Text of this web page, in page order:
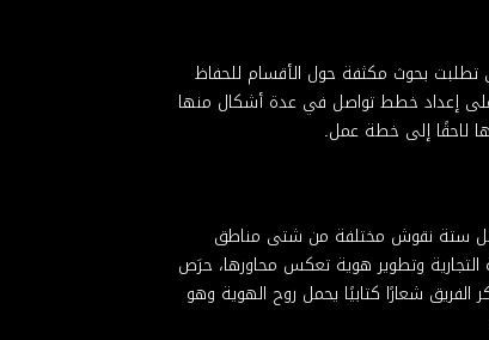
تطلبت بحوث مكثفة حول الأقسام للحفاظ
إعداد خطط تواصل في عدة أشكال منها
لاحقًا إلى خطة عمل.
تمثل ستة نقوش مختلفة من شتى مناطق
وتطوير هوية تعكس محاورها، حرَص
شعارًا كتابيًا يحمل روح الهوية وهو